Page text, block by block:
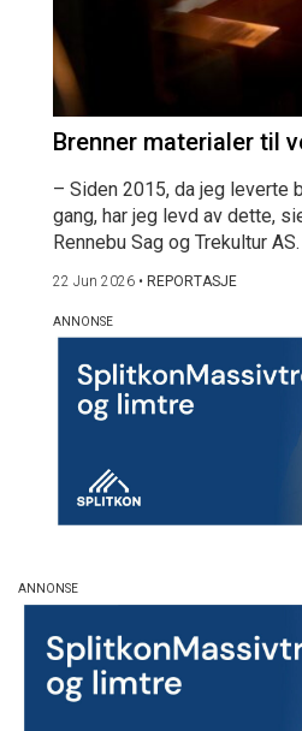
Brenner materialer til
– Siden 2015, da jeg leverte
gang, har jeg levd av dette,
Rennebu Sag og Trekultur AS.
22 Jun 2026 • REPORTASJE